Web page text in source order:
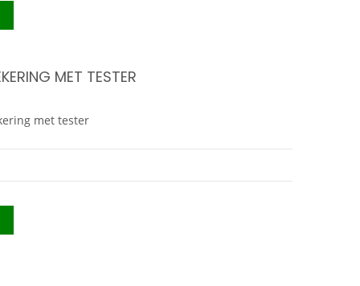
MET TESTER
met tester